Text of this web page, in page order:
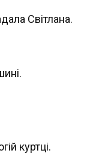
Світлана.
куртці.